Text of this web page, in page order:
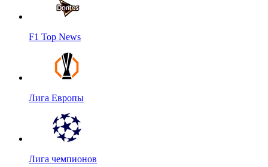
F1 Top News
Лига Европы
Лига чемпионов